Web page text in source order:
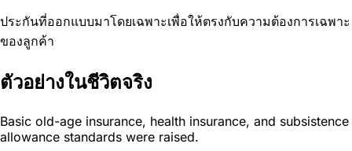
ประกันที่ออกแบบมาโดยเฉพาะเพื่อให้ตรงกับความต้องการเฉพาะ
ของลูกค้า
ตัวอย่างในชีวิตจริง
Basic old-age insurance, health insurance, and subsistence
allowance standards were raised.